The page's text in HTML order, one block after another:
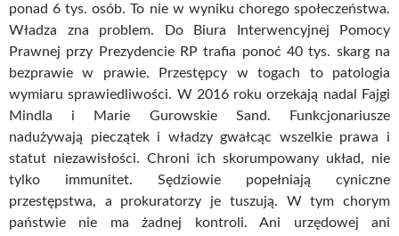
ponad 6 tys. osób. To nie w wyniku chorego społeczeństwa.
Władza zna problem. Do Biura Interwencyjnej Pomocy
Prawnej przy Prezydencie RP trafia ponoć 40 tys. skarg na
bezprawie w prawie. Przestępcy w togach to patologia
wymiaru sprawiedliwości. W 2016 roku orzekają nadal Fajgi
Mindla i Marie Gurowskie Sand. Funkcjonariusze
nadużywają pieczątek i władzy gwałcąc wszelkie prawa i
statut niezawisłości. Chroni ich skorumpowany układ, nie
tylko immunitet. Sędziowie popełniają cyniczne
przestępstwa, a prokuratorzy je tuszują. W tym chorym
państwie nie ma żadnej kontroli. Ani urzędowej ani